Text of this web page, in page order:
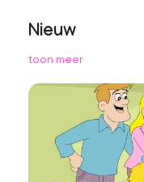
Nieuw
toon meer